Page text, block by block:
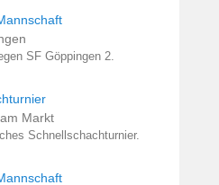
SF Göppingen 2.
Markt
Schnellschachturnier.